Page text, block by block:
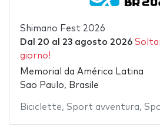
Shimano Fest 2026
Dal 20 al 23 agosto 2026
giorno!
Memorial da América Latina
Sao Paulo, Brasile
Biciclette, Sport avventura,